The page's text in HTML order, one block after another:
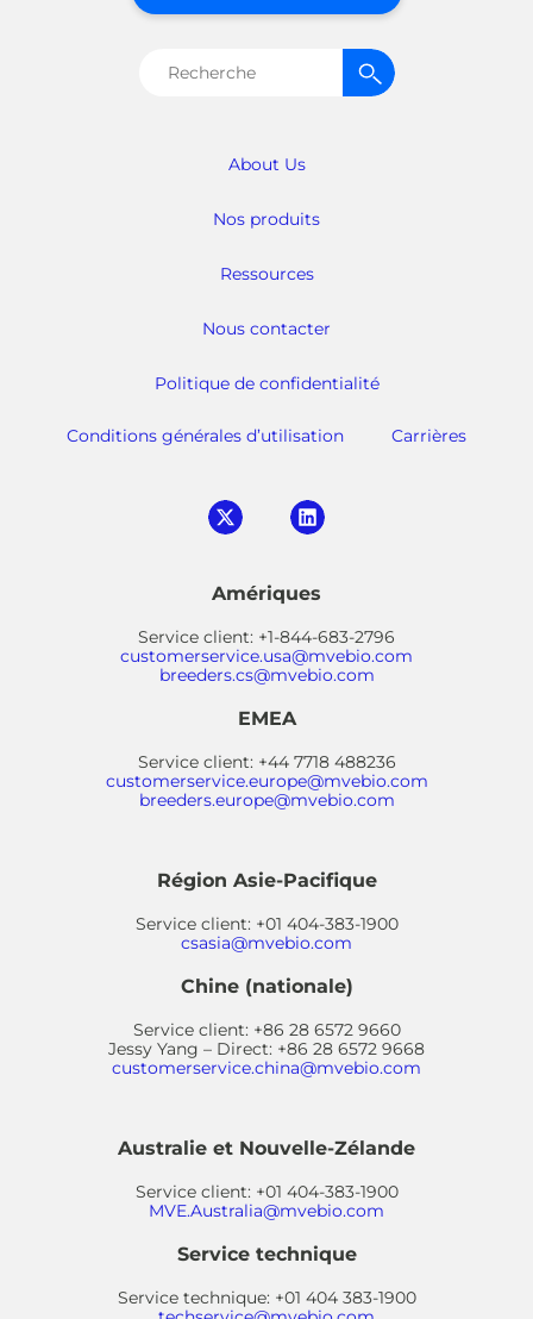
About Us
Nos produits
Ressources
Nous contacter
Politique de confidentialité
Conditions générales d’utilisation Carrières
Rechercher :
Amériques
Service client: +1-844-683-2796
customerservice.usa@mvebio.com
breeders.cs@mvebio.com
EMEA
Service client: +44 7718 488236
customerservice.europe@mvebio.com
breeders.europe@mvebio.com
Région Asie-Pacifique
Service client: +01 404-383-1900
csasia@mvebio.com
Chine (nationale)
Service client: +86 28 6572 9660
Jessy Yang – Direct: +86 28 6572 9668
customerservice.china@mvebio.com
Australie et Nouvelle-Zélande
Service client: +01 404-383-1900
MVE.Australia@mvebio.com
Service technique
Service technique: +01 404 383-1900